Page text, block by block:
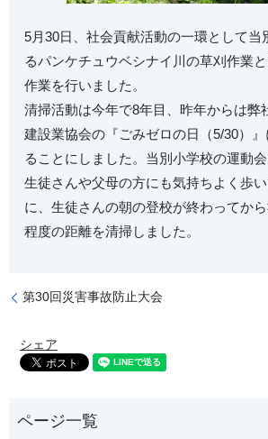
5月30日、社会貢献活動の一環として当
るパンケチュウベシナイ川の草刈作業
作業を行いました。
清掃活動は今年で8年目、昨年からは弊
建設業協会の『ごみゼロの日（5/30）
ることにしました。当別小学校の運動会
生徒さんや父母の方にも気持ちよく歩
に、生徒さんの朝の登校が終わってか
程度の距離を清掃しました。
第30回災害事故防止大会
シェア